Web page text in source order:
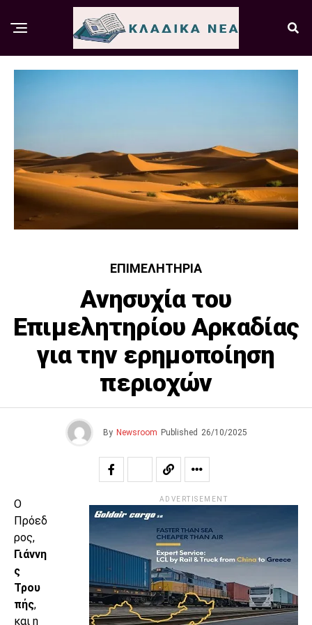
ΕΠΙΜΕΛΗΤΉΡΙΑ
Ανησυχία του
Επιμελητηρίου Αρκαδίας
για την ερημοποίηση
περιοχών
By Newsroom Published 26/10/2025
Ο
Πρόεδ
ρος,
Γιάννη
ς
Τρου
πής,
και η
ADVERTISEMENT